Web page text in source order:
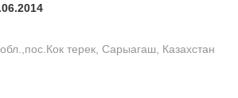
терек, Сарыагаш, Казахстан